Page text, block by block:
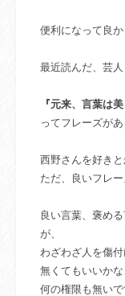
便利になって良か
最近読んだ、芸人
『元来、言葉は美
ってフレーズがあ
西野さんを好きと
ただ、良いフレー
良い言葉、褒め
が、
わざわざ人を傷付
無くてもいいかな
何の権限も無い